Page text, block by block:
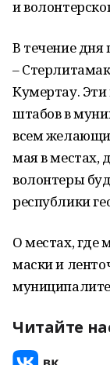
и
В течение дня
–
Кумертау.
штабов в
всем
мая в местах,
волонтеры
республики
О местах, где
маски и
Читайте